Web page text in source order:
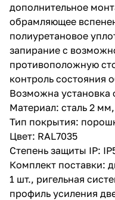
дополнительное
обрамляющее
полиуретановое
запирание с
противоположную
контроль состояния
Возможна установка
Материал: сталь 2
Тип покрытия:
Цвет: RAL7035
Степень защиты IP:
Комплект поставки:
1 шт., ригельная
профиль усиления